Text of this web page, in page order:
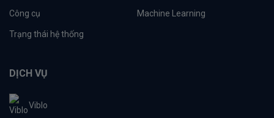
Công cụ Machine Learning
Trạng thái hệ thống
DỊCH VỤ
Viblo